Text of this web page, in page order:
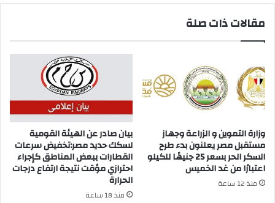
مقالات ذات صلة
وزارة التموين و الزراعة وجهاز
مستقبل مصر يعلنون بدء طرح
السكر الحر بسعر 25 جنيهًا للكيلو
اعتبارًا من غد الخميس
منذ 12 ساعة
بيان صادر عن الهيئة القومية
لسكك حديد مصر:تخفيض سرعات
القطارات ببعض المناطق كإجراء
احترازي مؤقت نتيجة ارتفاع درجات
الحرارة
منذ 18 ساعة